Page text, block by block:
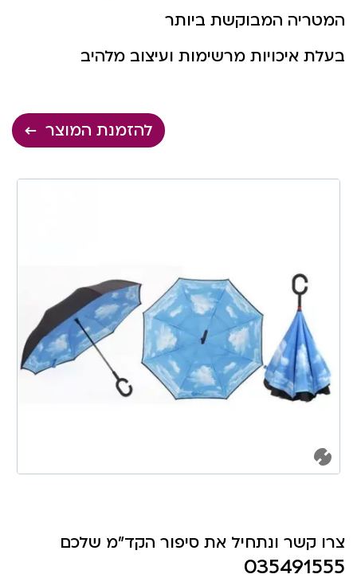
המטריה המבוקשת ביותר
בעלת איכויות מרשימות ועיצוב מלהיב
להזמנת המוצר
צרו קשר ונתחיל את סיפור הקד"מ שלכם
035491555